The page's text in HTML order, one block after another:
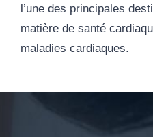
l’une des principales
matière de santé
maladies cardiaques.